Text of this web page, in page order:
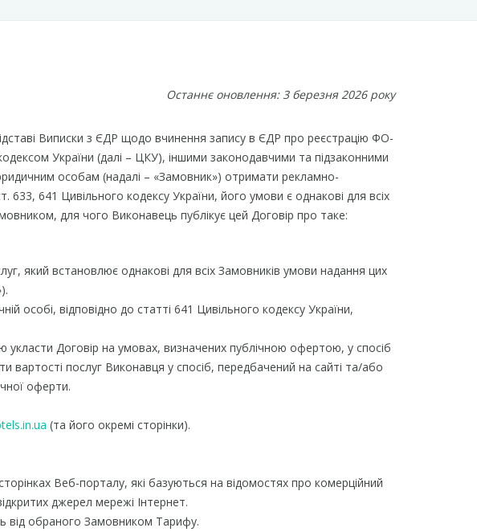
Останнє оновлення: 3 березня 2026 року
Виписки з ЄДР щодо вчинення запису в ЄДР про реєстрацію ФО-
України (далі – ЦКУ), іншими законодавчими та підзаконними
особам (надалі – «Замовник») отримати рекламно-
633, 641 Цивільного кодексу України, його умови є однакові для всіх
для чого Виконавець публікує цей Договір про таке:
який встановлює однакові для всіх Замовників умови надання цих
особі, відповідно до статті 641 Цивільного кодексу України,
укласти Договір на умовах, визначених публічною офертою, у спосіб
послуг Виконавця у спосіб, передбачений на сайті та/або
оферти.
(та його окремі сторінки).
Веб-порталу, які базуються на відомостях про комерційний
джерел мережі Інтернет.
від обраного Замовником Тарифу.